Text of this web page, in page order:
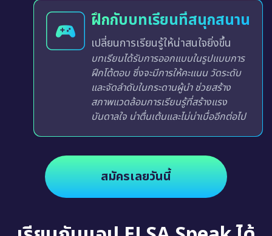
ฝึกกับบทเรียนที่สนุกสนาน
เปลี่ยนการเรียนรู้ให้น่าสนใจยิ่งขึ้น
บทเรียนได้รับการออกแบบในรูปแบบการ
ฝึกโต้ตอบ ซึ่งจะมีการให้คะแนน วัดระดับ
และจัดลำดับในกระดานผู้นำ ช่วยสร้าง
สภาพแวดล้อมการเรียนรู้ที่สร้างแรง
บันดาลใจ น่าตื่นเต้นและไม่น่าเบื่ออีกต่อไป
สมัครเลยวันนี้